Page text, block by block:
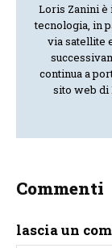
Loris Zanini è
tecnologia, in
via satellite
continua a
sito web di
Commenti
lascia un